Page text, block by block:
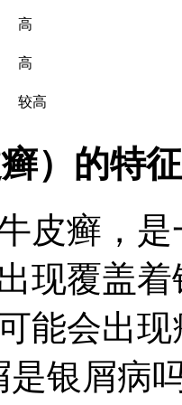
高
高
较高
）的特征
皮癣，
现覆盖
能会出
是银屑病